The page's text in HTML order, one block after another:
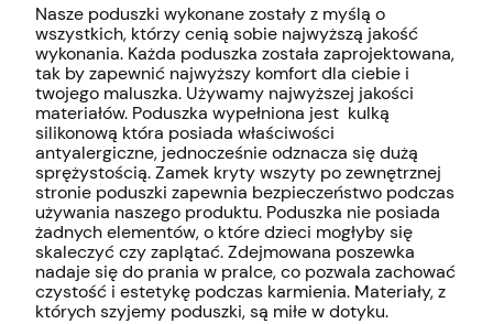
Nasze poduszki wykonane zostały z myślą o
wszystkich, którzy cenią sobie najwyższą jakość
wykonania. Każda poduszka została zaprojektowana,
tak by zapewnić najwyższy komfort dla ciebie i
twojego maluszka. Używamy najwyższej jakości
materiałów. Poduszka wypełniona jest kulką
silikonową która posiada właściwości
antyalergiczne, jednocześnie odznacza się dużą
sprężystością. Zamek kryty wszyty po zewnętrznej
stronie poduszki zapewnia bezpieczeństwo podczas
używania naszego produktu. Poduszka nie posiada
żadnych elementów, o które dzieci mogłyby się
skaleczyć czy zaplątać. Zdejmowana poszewka
nadaje się do prania w pralce, co pozwala zachować
czystość i estetykę podczas karmienia. Materiały, z
których szyjemy poduszki, są miłe w dotyku.